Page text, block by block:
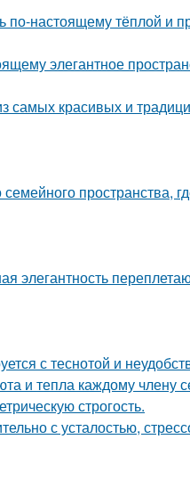
по-настоящему тёплой и
элегантное
самых красивых и
пространства,
элегантность
с теснотой и
и тепла каждому члену
строгость.
с усталостью,